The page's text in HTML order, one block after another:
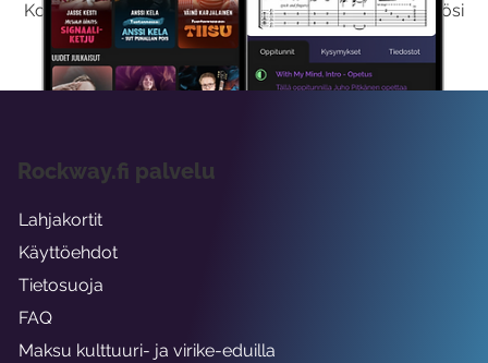
Kokeilemalla ilmaiseksi saat koko sisältömme käyttöösi
viikon ajaksi.
Rockway.fi palvelu
Lahjakortit
Käyttöehdot
Tietosuoja
FAQ
Maksu kulttuuri- ja virike-eduilla